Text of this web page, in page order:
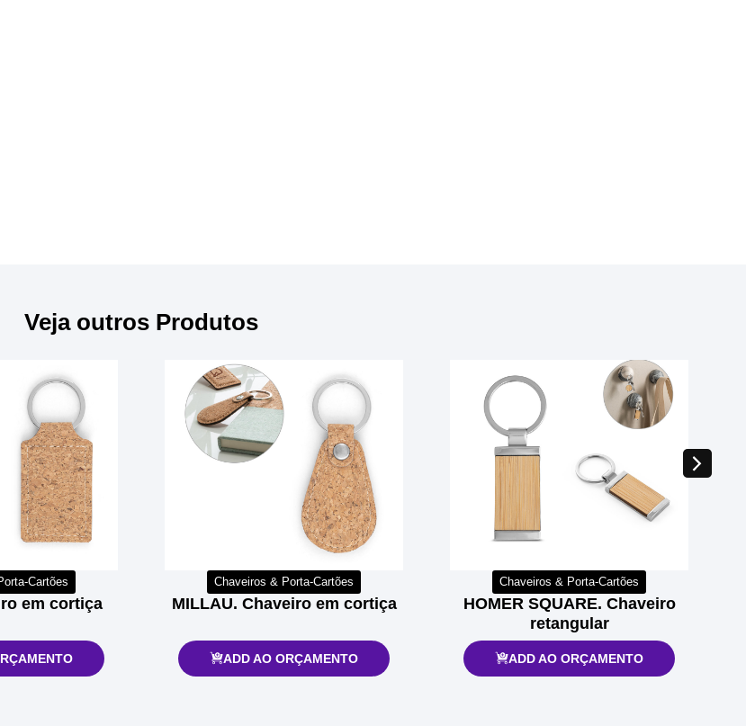
Veja outros Produtos
Cartões
em cortiça
Chaveiros & Porta-Cartões
MILLAU. Chaveiro em cortiça
ADD AO ORÇAMENTO
Chaveiros & Porta-Cartões
HOMER SQUARE. Chaveiro
retangular
ADD AO ORÇAMENTO